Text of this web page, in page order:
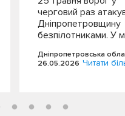
черговий раз
Дніпропетровщину
безпілотниками. У
удару…
Дніпропетровська
26.05.2026 Читати